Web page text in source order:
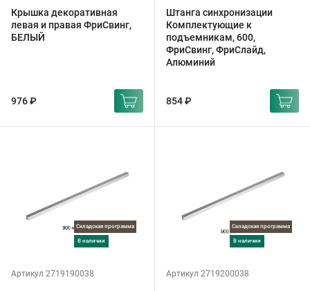
Крышка декоративная
левая и правая ФриСвинг,
БЕЛЫЙ
976 ₽
Штанга синхронизации
Комплектующие к
подъемникам, 600,
ФриСвинг, ФриСлайд,
Алюминий
854 ₽
Складская программа
в наличии
Артикул 2719190038
Складская программа
в наличии
Артикул 2719200038